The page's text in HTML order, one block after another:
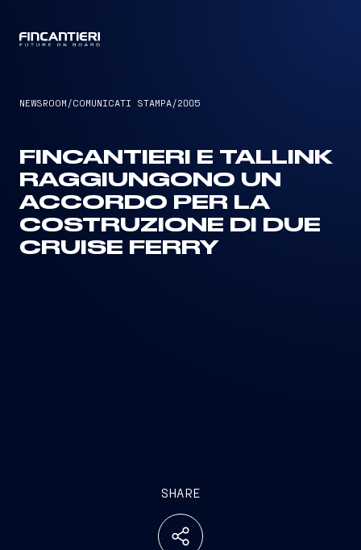
NEWSROOM /COMUNICATI STAMPA/2005
FINCANTIERI E TALLINK
RAGGIUNGONO UN
ACCORDO PER LA
COSTRUZIONE DI DUE
CRUISE FERRY
SHARE